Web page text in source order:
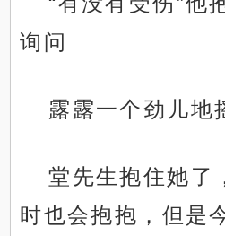
询问
露露一个劲儿地
堂先生抱住她了
时也会抱抱，但是